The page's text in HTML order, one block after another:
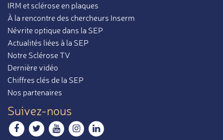
IRM et sclérose en plaques
À la rencontre des chercheurs Inserm
Névrite optique dans la SEP
Actualités liées à la SEP
Notre Sclérose TV
Dernière vidéo
Chiffres clés de la SEP
Nos partenaires
Suivez-nous